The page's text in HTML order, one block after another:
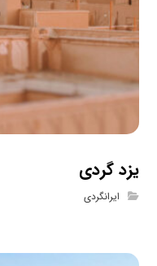
یزد گردی
ایرانگردی